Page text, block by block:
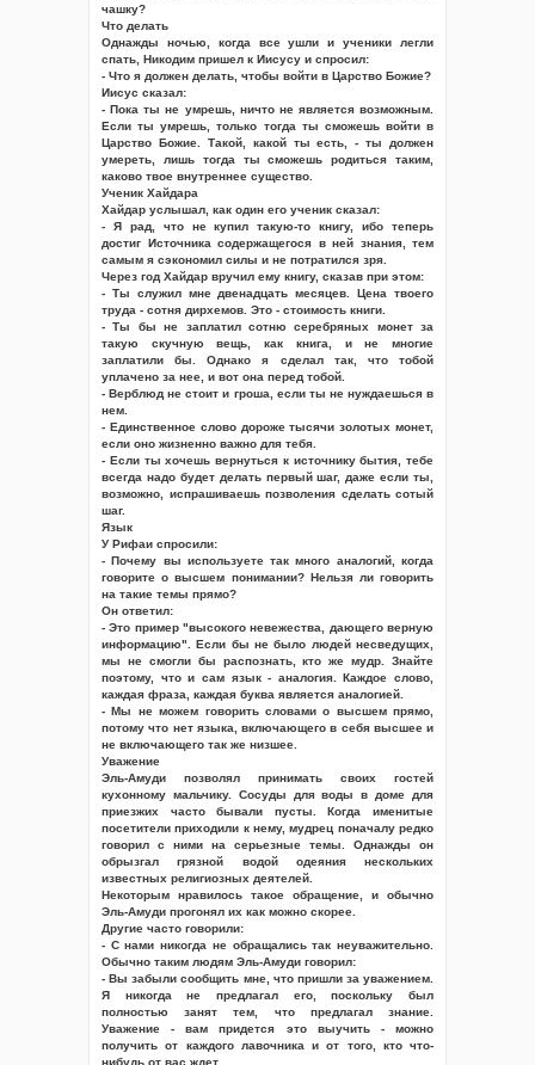
чашку?
Что делать
Однажды ночью, когда все ушли и ученики легли
спать, Никодим пришел к Иисусу и спросил:
- Что я должен делать, чтобы войти в Царство Божие?
Иисус сказал:
- Пока ты не умрешь, ничто не является возможным.
Если ты умрешь, только тогда ты сможешь войти в
Царство Божие. Такой, какой ты есть, - ты должен
умереть, лишь тогда ты сможешь родиться таким,
каково твое внутреннее существо.
Ученик Хайдара
Хайдар услышал, как один его ученик сказал:
- Я рад, что не купил такую-то книгу, ибо теперь
достиг Источника содержащегося в ней знания, тем
самым я сэкономил силы и не потратился зря.
Через год Хайдар вручил ему книгу, сказав при этом:
- Ты служил мне двенадцать месяцев. Цена твоего
труда - сотня дирхемов. Это - стоимость книги.
- Ты бы не заплатил сотню серебряных монет за
такую скучную вещь, как книга, и не многие
заплатили бы. Однако я сделал так, что тобой
уплачено за нее, и вот она перед тобой.
- Верблюд не стоит и гроша, если ты не нуждаешься в
нем.
- Единственное слово дороже тысячи золотых монет,
если оно жизненно важно для тебя.
- Если ты хочешь вернуться к источнику бытия, тебе
всегда надо будет делать первый шаг, даже если ты,
возможно, испрашиваешь позволения сделать сотый
шаг.
Язык
У Рифаи спросили:
- Почему вы используете так много аналогий, когда
говорите о высшем понимании? Нельзя ли говорить
на такие темы прямо?
Он ответил:
- Это пример "высокого невежества, дающего верную
информацию". Если бы не было людей несведущих,
мы не смогли бы распознать, кто же мудр. Знайте
поэтому, что и сам язык - аналогия. Каждое слово,
каждая фраза, каждая буква является аналогией.
- Мы не можем говорить словами о высшем прямо,
потому что нет языка, включающего в себя высшее и
не включающего так же низшее.
Уважение
Эль-Амуди позволял принимать своих гостей
кухонному мальчику. Сосуды для воды в доме для
приезжих часто бывали пусты. Когда именитые
посетители приходили к нему, мудрец поначалу редко
говорил с ними на серьезные темы. Однажды он
обрызгал грязной водой одеяния нескольких
известных религиозных деятелей.
Некоторым нравилось такое обращение, и обычно
Эль-Амуди прогонял их как можно скорее.
Другие часто говорили:
- С нами никогда не обращались так неуважительно.
Обычно таким людям Эль-Амуди говорил:
- Вы забыли сообщить мне, что пришли за уважением.
Я никогда не предлагал его, поскольку был
полностью занят тем, что предлагал знание.
Уважение - вам придется это выучить - можно
получить от каждого лавочника и от того, кто что-
нибудь от вас ждет.